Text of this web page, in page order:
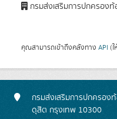
กรมส่งเสริมการปกครอง
คุณสามารถเข้าถึงคลังทาง API (
กรมส่งเสริมการปกครอง
ดุสิต กรุงเทพ 10300